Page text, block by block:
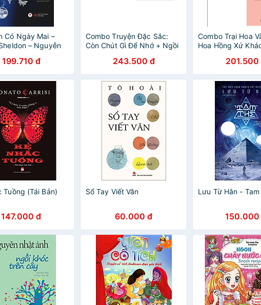
Có Ngày Mai –
– Nguyễn
– NXB Văn Học
199.710 đ
Combo Truyện Đặc Sắc:
Còn Chút Gì Để Nhớ + Ngồi
Của Nguyễn Nhật Ánh -
Tặng Kèm Bookmark Happy
Life)
243.500 đ
Combo Trại Hoa
Hoa Hồng Xứ
201.500
Tuồng (Tái Bản)
147.000 đ
Sổ Tay Viết Văn
60.000 đ
Lưu Từ Hân - Tam
150.000